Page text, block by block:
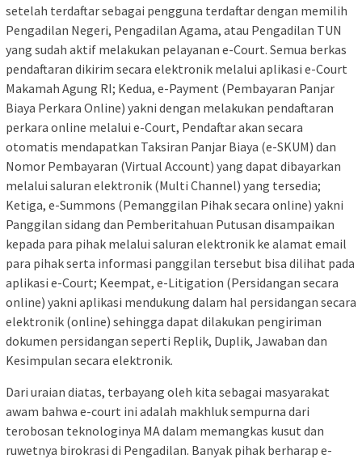
setelah terdaftar sebagai pengguna terdaftar dengan memilih
Pengadilan Negeri, Pengadilan Agama, atau Pengadilan TUN
yang sudah aktif melakukan pelayanan e-Court. Semua berkas
pendaftaran dikirim secara elektronik melalui aplikasi e-Court
Makamah Agung RI; Kedua, e-Payment (Pembayaran Panjar
Biaya Perkara Online) yakni dengan melakukan pendaftaran
perkara online melalui e-Court, Pendaftar akan secara
otomatis mendapatkan Taksiran Panjar Biaya (e-SKUM) dan
Nomor Pembayaran (Virtual Account) yang dapat dibayarkan
melalui saluran elektronik (Multi Channel) yang tersedia;
Ketiga, e-Summons (Pemanggilan Pihak secara online) yakni
Panggilan sidang dan Pemberitahuan Putusan disampaikan
kepada para pihak melalui saluran elektronik ke alamat email
para pihak serta informasi panggilan tersebut bisa dilihat pada
aplikasi e-Court; Keempat, e-Litigation (Persidangan secara
online) yakni aplikasi mendukung dalam hal persidangan secara
elektronik (online) sehingga dapat dilakukan pengiriman
dokumen persidangan seperti Replik, Duplik, Jawaban dan
Kesimpulan secara elektronik.
Dari uraian diatas, terbayang oleh kita sebagai masyarakat
awam bahwa e-court ini adalah makhluk sempurna dari
terobosan teknologinya MA dalam memangkas kusut dan
ruwetnya birokrasi di Pengadilan. Banyak pihak berharap e-